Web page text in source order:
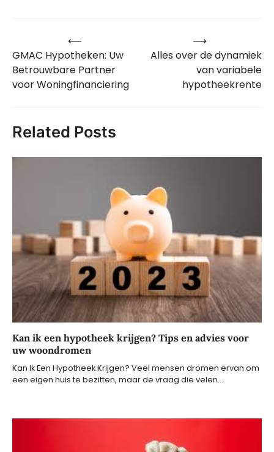
navigatie
⟵
GMAC Hypotheken: Uw
Betrouwbare Partner
voor Woningfinanciering
Alles over de dynamiek
van variabele
hypotheekrente
⟶
Related Posts
Kan ik een hypotheek krijgen? Tips en advies voor
uw woondromen
Kan Ik Een Hypotheek Krijgen? Veel mensen dromen ervan om
een eigen huis te bezitten, maar de vraag die velen…